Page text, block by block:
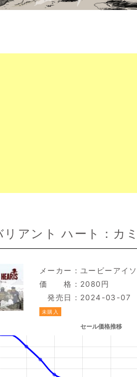
リアント ハート：カ
メーカー： ユービーアイ
価 格：2080円
発売日：2024-03-07
未購入